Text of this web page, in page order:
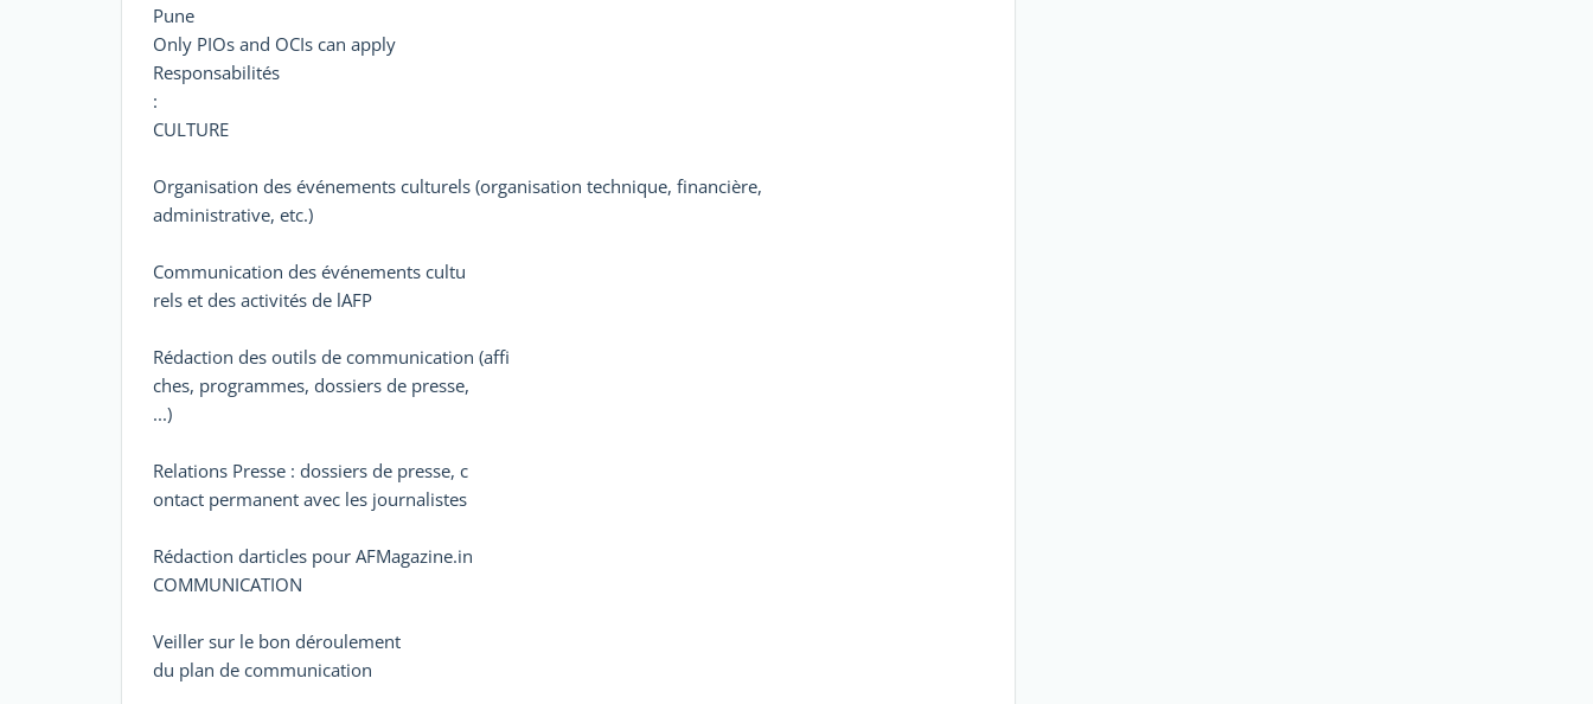
Pune
Only PIOs and OCIs can apply
Responsabilités
:
CULTURE
Organisation des événements culturels (organisation technique, financière,
administrative, etc.)
Communication des événements cultu
rels et des activités de lAFP
Rédaction des outils de communication (affi
ches, programmes, dossiers de presse,
...)
Relations Presse : dossiers de presse, c
ontact permanent avec les journalistes
Rédaction darticles pour AFMagazine.in
COMMUNICATION
Veiller sur le bon déroulement
du plan de communication